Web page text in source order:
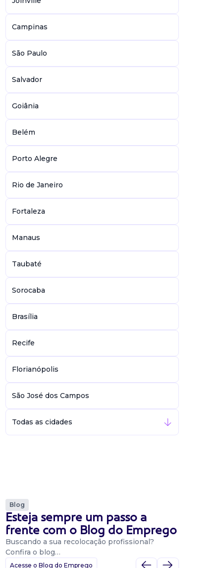
Campinas
São Paulo
Salvador
Goiânia
Belém
Porto Alegre
Rio de Janeiro
Fortaleza
Manaus
Taubaté
Sorocaba
Brasília
Recife
Florianópolis
São José dos Campos
Todas as cidades
Blog
Esteja sempre um passo a
frente com o Blog do Emprego
Buscando a sua recolocação profissional?
Confira o blog…
Acesse o Blog do Emprego